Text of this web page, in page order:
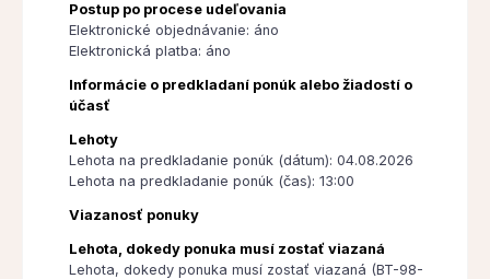
Postup po procese udeľovania
Elektronické objednávanie: áno
Elektronická platba: áno
Informácie o predkladaní ponúk alebo žiadostí o
účasť
Lehoty
Lehota na predkladanie ponúk (dátum): 04.08.2026
Lehota na predkladanie ponúk (čas): 13:00
Viazanosť ponuky
Lehota, dokedy ponuka musí zostať viazaná
Lehota, dokedy ponuka musí zostať viazaná (BT-98-